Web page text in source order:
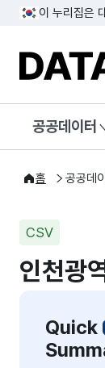
이 누리집은
공공데이터
홈 공공데
CSV
인천광
Quick